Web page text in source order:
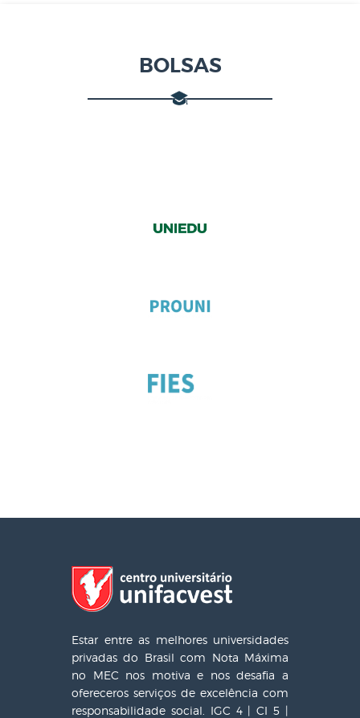
BOLSAS
Estar entre as melhores universidades
privadas do Brasil com Nota Máxima
no MEC nos motiva e nos desafia a
ofereceros serviços de excelência com
responsabilidade social. IGC 4 | CI 5 |